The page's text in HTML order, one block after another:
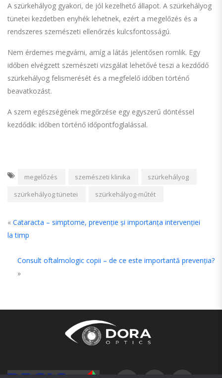
A szürkehályog gyakori, de jól kezelhető állapot. A szürkehályog
tünetei kezdetben enyhék lehetnek, ezért a megelőzés és a
rendszeres szemészeti ellenőrzés kulcsfontosságú.
Nem érdemes megvárni, amíg a látás jelentősen romlik. Egy
időben elvégzett szemészeti vizsgálat lehetővé teszi a kezdődő
szürkehályog felismerését és a megfelelő időben történő
beavatkozást.
A szem egészségének megőrzése egy egyszerű döntéssel
kezdődik: időben történő időpontfoglalással.
megelőzés szemészeti klinika
szürkehályog
szürkehályog tünetei
szürkehályog-műtét
« Cataracta – simptome, prevenție și importanța intervenției
la timp
Consult oftalmologic copii – de ce este importantă prevenția?
»